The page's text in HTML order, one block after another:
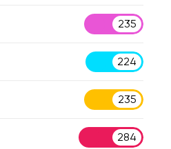
235
224
235
284